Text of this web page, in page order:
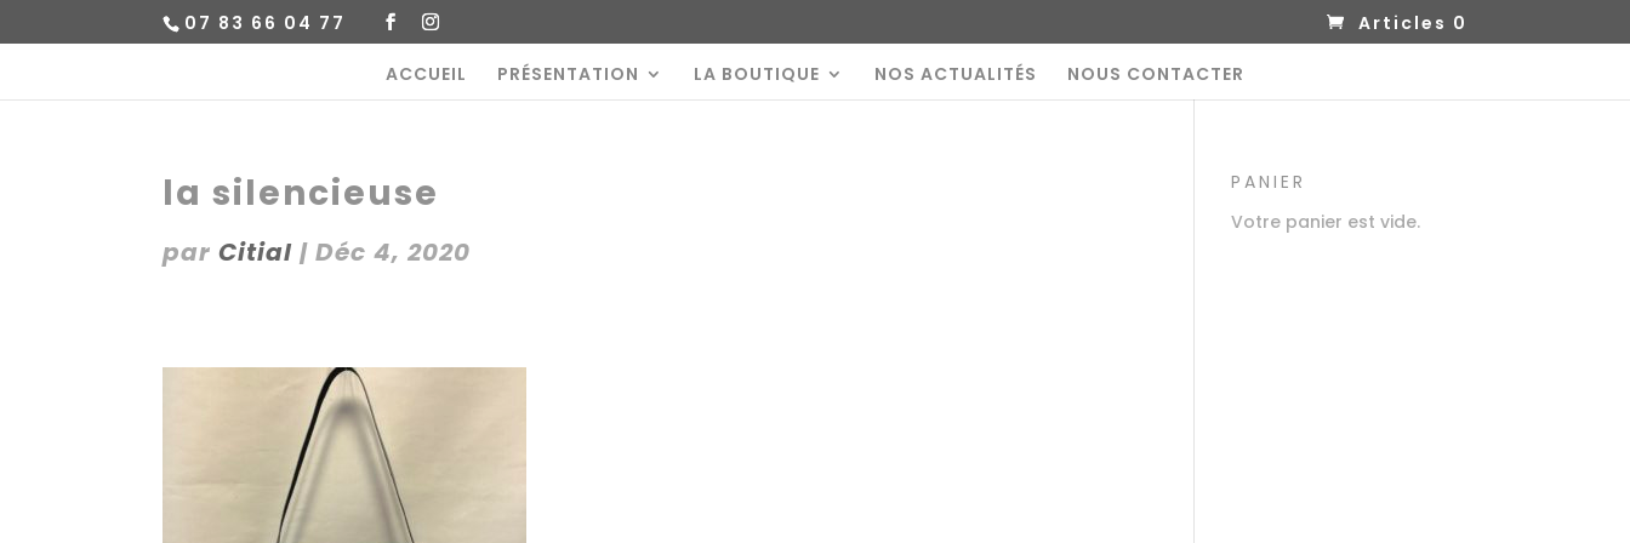
07 83 66 04 77 Articles 0
ACCUEIL PRÉSENTATION LA BOUTIQUE NOS ACTUALITÉS NOUS CONTACTER
la silencieuse
parCitial |Déc 4, 2020
PANIER
Votre panier est vide.